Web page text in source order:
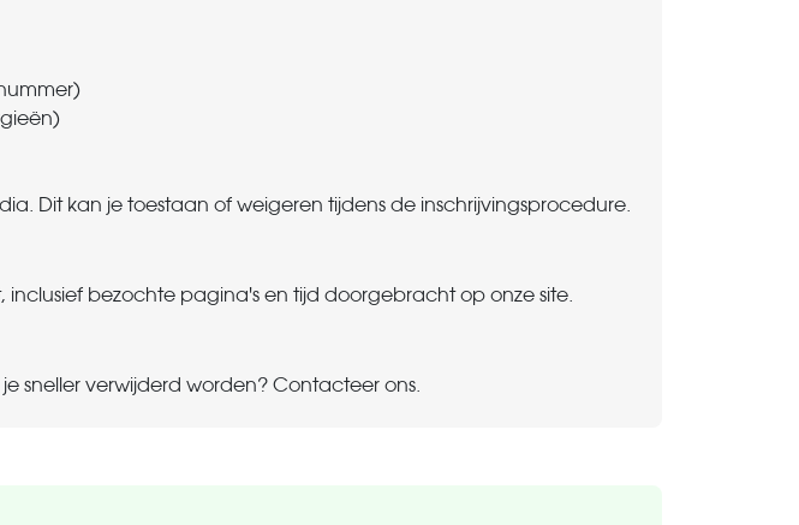
Dit kan je toestaan of weigeren tijdens de inschrijvingsprocedure.
bezochte pagina's en tijd doorgebracht op onze site.
sneller verwijderd worden? Contacteer ons.